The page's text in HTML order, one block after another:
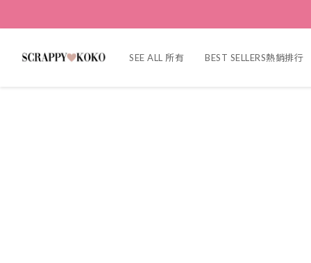
SEE ALL 所有 BEST SELLERS熱銷排行